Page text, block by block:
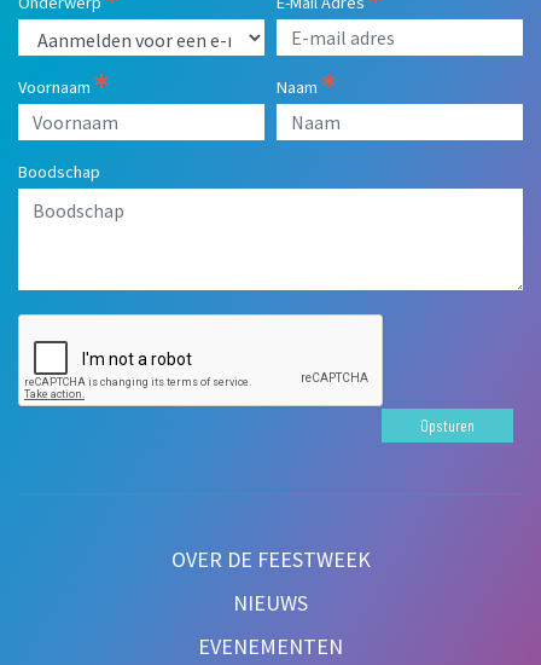
OVER DE FEESTWEEK
NIEUWS
EVENEMENTEN
Voornaam Naam
Boodschap
Opsturen